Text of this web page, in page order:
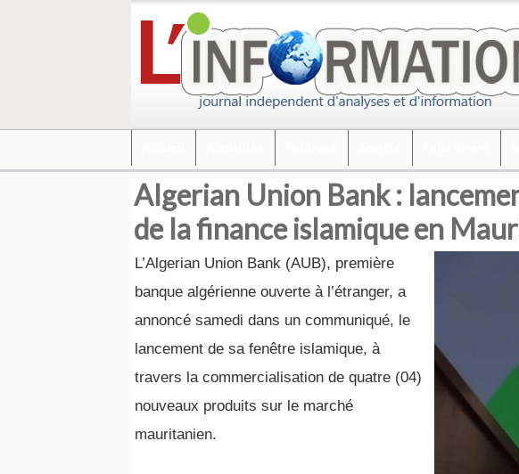
Algerian Union Bank :
de la finance islamique en
L’Algerian Union Bank (AUB), première
banque algérienne ouverte à l’étranger, a
annoncé samedi dans un communiqué, le
lancement de sa fenêtre islamique, à
travers la commercialisation de quatre (04)
nouveaux produits sur le marché
mauritanien.